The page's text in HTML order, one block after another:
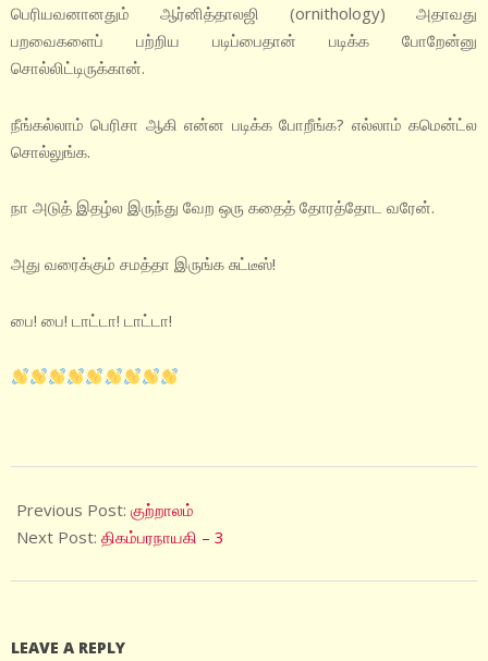
பெரியவனானதும் ஆர்னித்தாலஜி (ornithology) அதாவது
பறவைகளைப் பற்றிய படிப்பைதான் படிக்க போறேன்னு
சொல்லிட்டிருக்கான்.
நீங்கல்லாம் பெரிசா ஆகி என்ன படிக்க போறீங்க? எல்லாம் கமென்ட்ல
சொல்லுங்க.
நா அடுத் இதழ்ல இருந்து வேற ஒரு கதைத் தோரத்தோட வரேன்.
அது வரைக்கும் சமத்தா இருங்க சுட்டீஸ்!
பை! பை! டாட்டா! டாட்டா!
05-
15
Previous Post: குற்றாலம்
Next Post: திகம்பரநாயகி – 3
LEAVE A REPLY